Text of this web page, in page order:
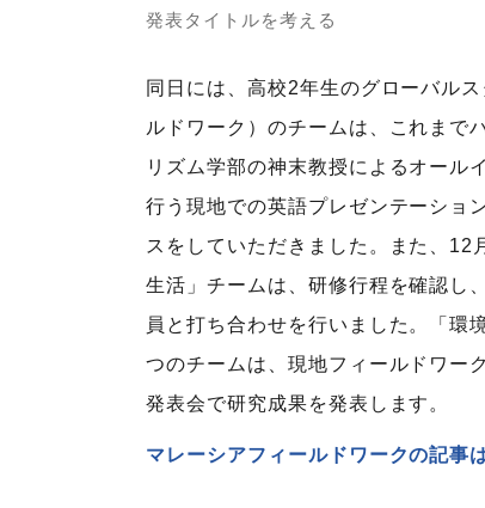
発表タイトルを考える
同日には、高校2年生のグローバル
ルドワーク）のチームは、これまで
リズム学部の神末教授によるオール
行う現地での英語プレゼンテーショ
スをしていただきました。また、
生活」チームは、研修行程を確認し
員と打ち合わせを行いました。「環
つのチームは、現地フィールドワー
発表会で研究成果を発表します。
マレーシアフィールドワークの記事